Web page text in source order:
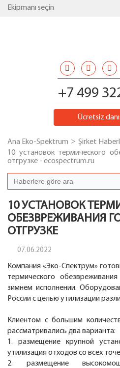
Ekipmanı seçin
+7 499
Ücretsiz
Ana Eko-Spektrum
Şirket
10 установок термического
отгрузке - ecospectrum.ru
10 УСТАНОВОК
ОБЕЗВРЕЖИВАНИЯ
ОТГРУЗКЕ
07.06.2022
Компания «Эко-Спектрум»
термического
зимнем исполнении.
России с целью утилизации
Клиентом с большим
рассматривались два варианта:
1. размещение крупной
утилизация отходов со всех
2. размещение